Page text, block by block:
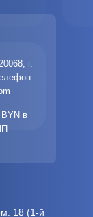
г.
в
18 (1-й